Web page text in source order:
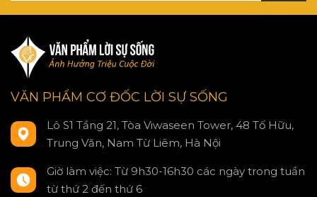
VĂN PHẨM CƠ ĐỐC LỜI SỰ SỐNG
Lô S1 Tầng 21, Tòa Viwaseen Tower, 48 Tố Hữu,
Trung Văn, Nam Từ Liêm, Hà Nội
Giờ làm việc: Từ 9h30-16h30 các ngày trong tuần
từ thứ 2 đến thứ 6